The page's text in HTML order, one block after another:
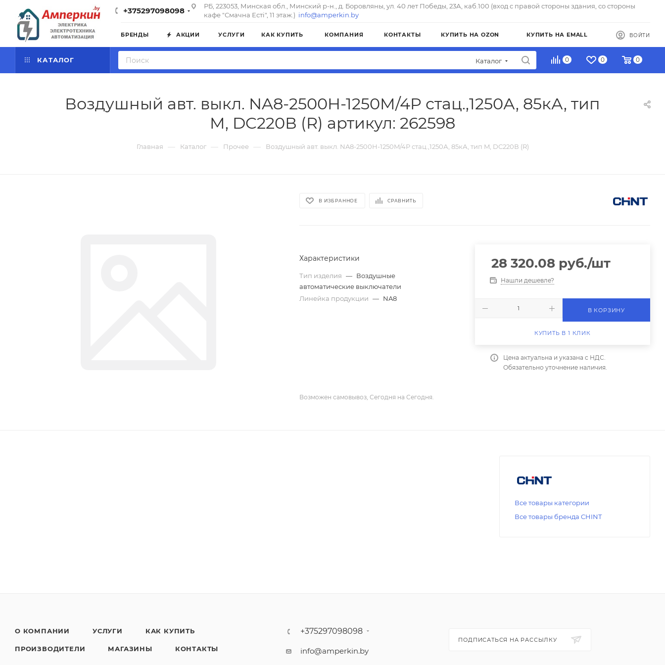
+375297098098
РБ, 223053, Минская обл., Минский р-н., д. Боровляны, ул. 40 лет Победы, 23А, каб.100 (вход с правой стороны здания, со стороны
кафе "Смачна Естi", 11 этаж.) info@amperkin.by
БРЕНДЫ АКЦИИ УСЛУГИ КАК КУПИТЬ КОМПАНИЯ КОНТАКТЫ КУПИТЬ НА OZON КУПИТЬ НА EMALL ВОЙТИ
КАТАЛОГ Каталог 0 0 0
Воздушный авт. выкл. NA8-2500H-1250M/4P стац.,1250А, 85кА, тип
M, DC220В (R) артикул: 262598
Главная — Каталог — Прочее — Воздушный авт. выкл. NA8-2500H-1250M/4P стац.,1250А, 85кА, тип M, DC220В (R)
В ИЗБРАННОЕ СРАВНИТЬ
Характеристики
Тип изделия — Воздушные
автоматические выключатели
Линейка продукции — NA8
28 320.08руб./шт
Нашли дешевле?
В КОРЗИНУ
КУПИТЬ В 1 КЛИК
Цена актуальна и указана с НДС.
Обязательно уточнение наличия.
Возможен самовывоз, Сегодня на Сегодня.
Все товары категории
Все товары бренда CHINT
О КОМПАНИИ УСЛУГИ КАК КУПИТЬ
ПРОИЗВОДИТЕЛИ МАГАЗИНЫ КОНТАКТЫ
+375297098098
info@amperkin.by
ПОДПИСАТЬСЯ НА РАССЫЛКУ